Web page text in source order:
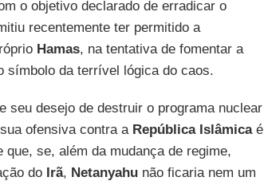
o objetivo declarado de erradicar o
recentemente ter permitido a
Hamas, na tentativa de fomentar a
símbolo da terrível lógica do caos.
seu desejo de destruir o programa nuclear
ofensiva contra a República Islâmicaé
se, além da mudança de regime,
do Irã, Netanyahunão ficaria nem um